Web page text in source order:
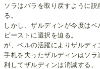
ソラはバラを取り戻すように
る。
しかし、ザルディンが今度は
ビーストに選択を迫る。
が、ベルの活躍によりザルディ
手札を失ったザルディンはソ
利してザルディンは消滅する。